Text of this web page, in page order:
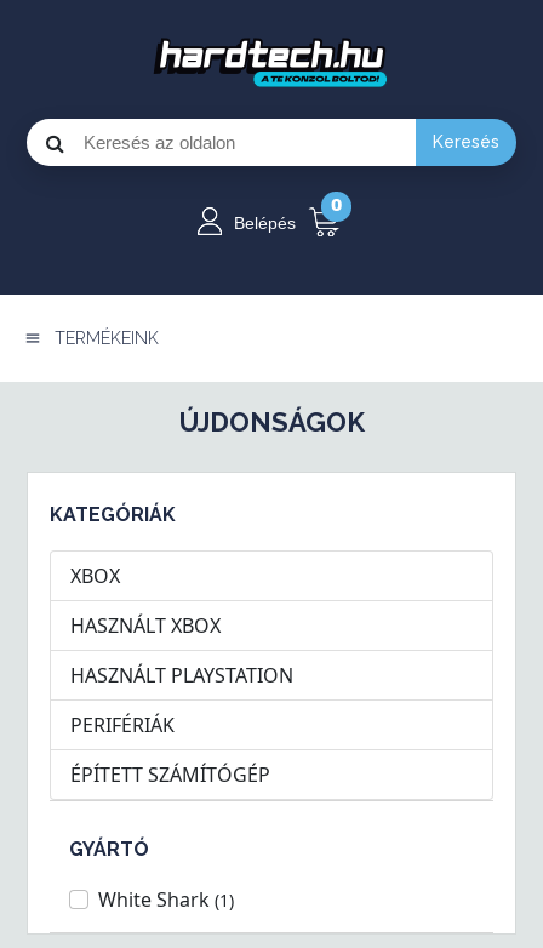
Keresés
Belépés
0
TERMÉKEINK
ÚJDONSÁGOK
KATEGÓRIÁK
XBOX
HASZNÁLT XBOX
HASZNÁLT PLAYSTATION
PERIFÉRIÁK
ÉPÍTETT SZÁMÍTÓGÉP
GYÁRTÓ
White Shark(1)